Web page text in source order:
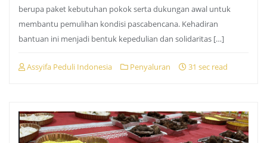
berupa paket kebutuhan pokok serta dukungan awal untuk
membantu pemulihan kondisi pascabencana. Kehadiran
bantuan ini menjadi bentuk kepedulian dan solidaritas […]
Assyifa Peduli Indonesia Penyaluran 31 sec read